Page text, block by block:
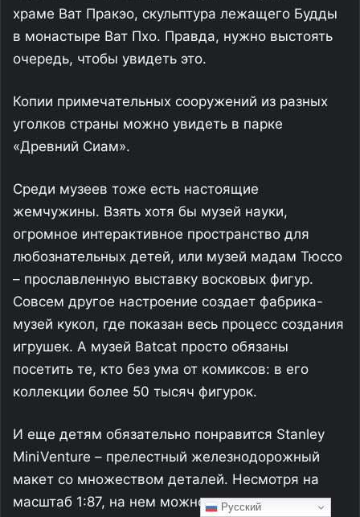
храме Ват Пракэо, скульптура лежащего Будды
в монастыре Ват Пхо. Правда, нужно выстоять
очередь, чтобы увидеть это.
Копии примечательных сооружений из разных
уголков страны можно увидеть в парке
«Древний Сиам».
Среди музеев тоже есть настоящие
жемчужины. Взять хотя бы музей науки,
огромное интерактивное пространство для
любознательных детей, или музей мадам Тюссо
– прославленную выставку восковых фигур.
Совсем другое настроение создает фабрика-
музей кукол, где показан весь процесс создания
игрушек. А музей Batcat просто обязаны
посетить те, кто без ума от комиксов: в его
коллекции более 50 тысяч фигурок.
И еще детям обязательно понравится Stanley
MiniVenture – прелестный железнодорожный
макет со множеством деталей. Несмотря на
масштаб 1:87, на нем можно разглядеть все
Русский